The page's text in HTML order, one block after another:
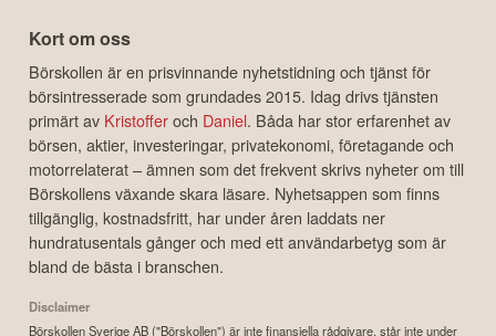
Kort om oss
Börskollen är en prisvinnande nyhetstidning och tjänst för
börsintresserade som grundades 2015. Idag drivs tjänsten
primärt av Kristofferoch Daniel. Båda har stor erfarenhet av
börsen, aktier, investeringar, privatekonomi, företagande och
motorrelaterat – ämnen som det frekvent skrivs nyheter om till
Börskollens växande skara läsare. Nyhetsappen som finns
tillgänglig, kostnadsfritt, har under åren laddats ner
hundratusentals gånger och med ett användarbetyg som är
bland de bästa i branschen.
Disclaimer
Börskollen Sverige AB ("Börskollen") är inte finansiella rådgivare, står inte under